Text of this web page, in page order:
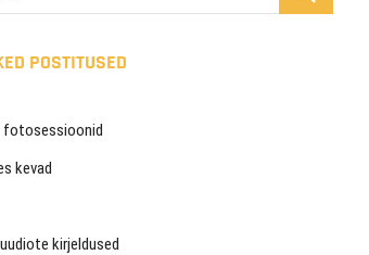
POSTITUSED
fotosessioonid
kevad
kirjeldused